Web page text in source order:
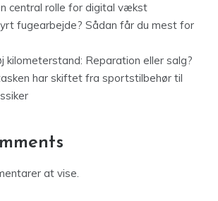
central rolle for digital vækst
fugearbejde? Sådan får du mest for
kilometerstand: Reparation eller salg?
har skiftet fra sportstilbehør til
at vise.